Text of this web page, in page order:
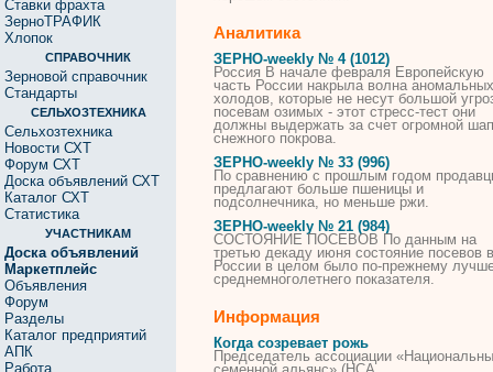
Ставки фрахта
ЗерноТРАФИК
Хлопок
СПРАВОЧНИК
Зерновой справочник
Стандарты
СЕЛЬХОЗТЕХНИКА
Сельхозтехника
Новости СХТ
Форум СХТ
Доска объявлений СХТ
Каталог СХТ
Статистика
УЧАСТНИКАМ
Доска объявлений
Маркетплейс
Объявления
Форум
Разделы
Каталог предприятий
АПК
Работа
Аналитика
ЗЕРНО-weekly № 4 (1012)
Россия В начале февраля Европейскую
часть России накрыла волна аномальных
холодов, которые не несут большой
посевам озимых - этот стресс-тест они
должны выдержать за счет огромной
снежного покрова.
ЗЕРНО-weekly № 33 (996)
По сравнению с прошлым годом
предлагают больше пшеницы и
подсолнечника, но меньше ржи.
ЗЕРНО-weekly № 21 (984)
СОСТОЯНИЕПОСЕВОВ По данным на
третью декаду июня состояние посевов в
России в целом было по-прежнему
среднемноголетнего показателя.
Информация
Когда созревает рожь
Председатель ассоциации